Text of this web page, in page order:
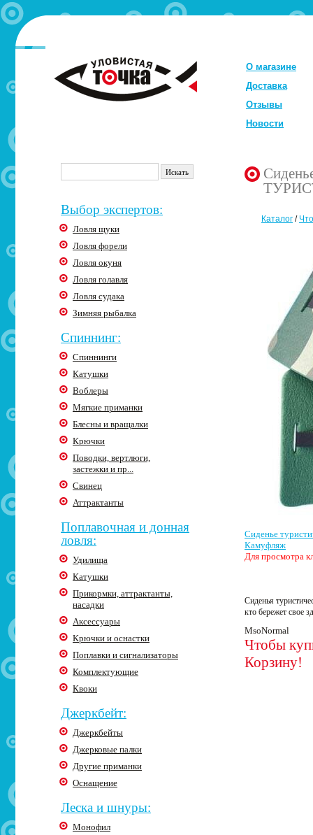
О магазине
Доставка
Отзывы
Новости
Выбор экспертов:
Ловля щуки
Ловля форели
Ловля окуня
Ловля голавля
Ловля судака
Зимняя рыбалка
Спиннинг:
Спиннинги
Катушки
Воблеры
Мягкие приманки
Блесны и вращалки
Крючки
Поводки, вертлюги,
застежки и пр...
Свинец
Аттрактанты
Поплавочная и донная
ловля:
Удилища
Катушки
Прикормки, аттрактанты,
насадки
Аксессуары
Крючки и оснастки
Поплавки и сигнализаторы
Комплектующие
Квоки
Джеркбейт:
Джеркбейты
Джерковые палки
Другие приманки
Оснащение
Леска и шнуры:
Монофил
Каталог /
Сиденье
Камуфляж
Для просмотра
Сиденья
кто бережет свое
MsoNormal
Чтобы
Корзину!